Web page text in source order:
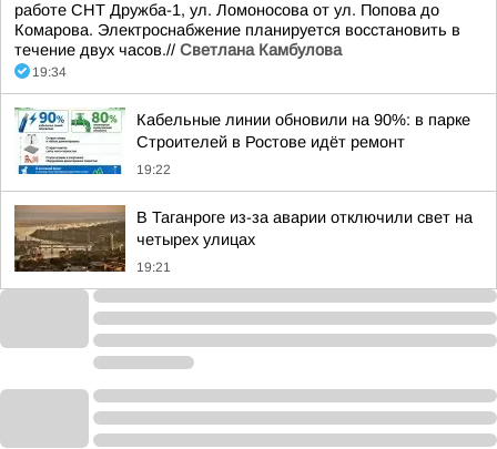
работе СНТ Дружба-1, ул. Ломоносова от ул. Попова до
Комарова. Электроснабжение планируется восстановить в
течение двух часов.// Светлана Камбулова
19:34
Кабельные линии обновили на 90%: в парке
Строителей в Ростове идёт ремонт
19:22
В Таганроге из-за аварии отключили свет на
четырех улицах
19:21